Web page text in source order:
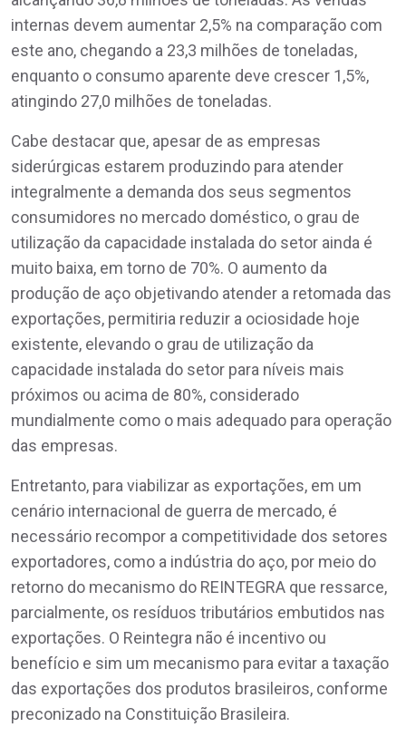
internas devem aumentar 2,5% na comparação com
este ano, chegando a 23,3 milhões de toneladas,
enquanto o consumo aparente deve crescer 1,5%,
atingindo 27,0 milhões de toneladas.
Cabe destacar que, apesar de as empresas
siderúrgicas estarem produzindo para atender
integralmente a demanda dos seus segmentos
consumidores no mercado doméstico, o grau de
utilização da capacidade instalada do setor ainda é
muito baixa, em torno de 70%. O aumento da
produção de aço objetivando atender a retomada das
exportações, permitiria reduzir a ociosidade hoje
existente, elevando o grau de utilização da
capacidade instalada do setor para níveis mais
próximos ou acima de 80%, considerado
mundialmente como o mais adequado para operação
das empresas.
Entretanto, para viabilizar as exportações, em um
cenário internacional de guerra de mercado, é
necessário recompor a competitividade dos setores
exportadores, como a indústria do aço, por meio do
retorno do mecanismo do REINTEGRA que ressarce,
parcialmente, os resíduos tributários embutidos nas
exportações. O Reintegra não é incentivo ou
benefício e sim um mecanismo para evitar a taxação
das exportações dos produtos brasileiros, conforme
preconizado na Constituição Brasileira.